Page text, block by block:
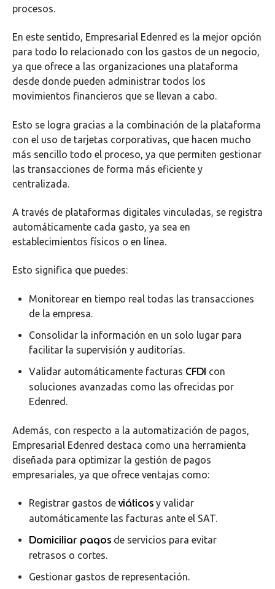
procesos.
En este sentido, Empresarial Edenred es la mejor opción
para todo lo relacionado con los gastos de un negocio,
ya que ofrece a las organizaciones una plataforma
desde donde pueden administrar todos los
movimientos financieros que se llevan a cabo.
Esto se logra gracias a la combinación de la plataforma
con el uso de tarjetas corporativas, que hacen mucho
más sencillo todo el proceso, ya que permiten gestionar
las transacciones de forma más eficiente y
centralizada.
A través de plataformas digitales vinculadas, se registra
automáticamente cada gasto, ya sea en
establecimientos físicos o en línea.
Esto significa que puedes:
Monitorear en tiempo real todas las transacciones
de la empresa.
Consolidar la información en un solo lugar para
facilitar la supervisión y auditorías.
Validar automáticamente facturas CFDI con
soluciones avanzadas como las ofrecidas por
Edenred.
Además, con respecto a la automatización de pagos,
Empresarial Edenred destaca como una herramienta
diseñada para optimizar la gestión de pagos
empresariales, ya que ofrece ventajas como:
Registrar gastos deviáticos y validar
automáticamente las facturas ante el SAT.
Domiciliar pagos de servicios para evitar
retrasos o cortes.
Gestionar gastos de representación.